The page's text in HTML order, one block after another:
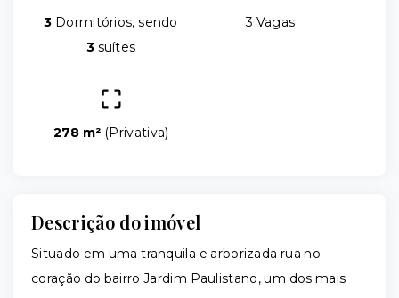
3 Dormitórios, sendo
3suítes
3 Vagas
278 m² (Privativa)
Descrição do imóvel
Situado em uma tranquila e arborizada rua no
coração do bairro Jardim Paulistano, um dos mais